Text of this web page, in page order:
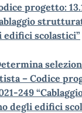
progetto:
edifici scolastici”
– Codice
249
degli edifici